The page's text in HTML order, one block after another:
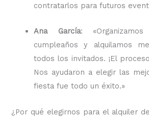
contratarlos para futuros
Ana García:
cumpleaños y alquilamos
todos los invitados. ¡El
Nos ayudaron a elegir las
fiesta fue todo un éxito.»
¿Por qué elegirnos para el alquiler